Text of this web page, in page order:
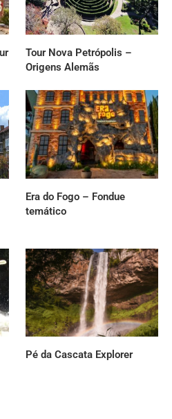
Tour Nova Petrópolis –
Origens Alemãs
Era do Fogo – Fondue
temático
Pé da Cascata Explorer